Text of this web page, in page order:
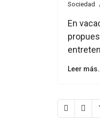
Sociedad
En
Leer